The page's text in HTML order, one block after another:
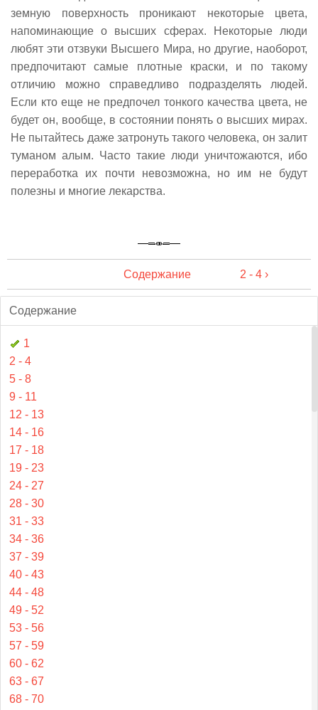
земную поверхность проникают некоторые цвета,
напоминающие о высших сферах. Некоторые люди
любят эти отзвуки Высшего Мира, но другие, наоборот,
предпочитают самые плотные краски, и по такому
отличию можно справедливо подразделять людей.
Если кто еще не предпочел тонкого качества цвета, не
будет он, вообще, в состоянии понять о высших мирах.
Не пытайтесь даже затронуть такого человека, он залит
туманом алым. Часто такие люди уничтожаются, ибо
переработка их почти невозможна, но им не будут
полезны и многие лекарства.
Содержание 2 - 4 ›
Содержание
1
2 - 4
5 - 8
9 - 11
12 - 13
14 - 16
17 - 18
19 - 23
24 - 27
28 - 30
31 - 33
34 - 36
37 - 39
40 - 43
44 - 48
49 - 52
53 - 56
57 - 59
60 - 62
63 - 67
68 - 70